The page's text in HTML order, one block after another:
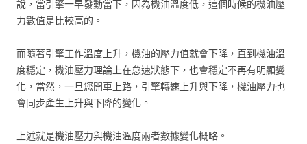
說，當引擎一早發動當下，因為機油溫度低，這個時候的機油壓
力數值是比較高的。
而隨著引擎工作溫度上升，機油的壓力值就會下降，直到機油溫
度穩定，機油壓力理論上在怠速狀態下，也會穩定不再有明顯變
化，當然，一旦您開車上路，引擎轉速上升與下降，機油壓力也
會同步產生上升與下降的變化。
上述就是機油壓力與機油溫度兩者數據變化概略。